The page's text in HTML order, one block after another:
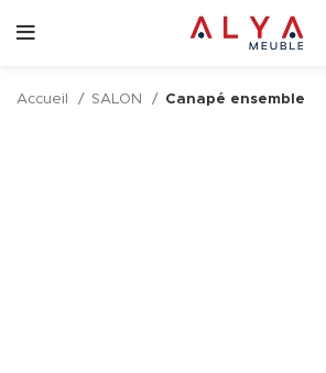
Accueil SALON Canapé ensemble